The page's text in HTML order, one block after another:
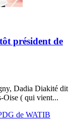
président de
Dadia Diakité dit
Oise ( qui vient...
de WATIB